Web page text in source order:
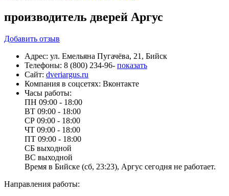
производитель дверей Аргус
Добавить отзыв
Адрес: ул. Емельяна Пугачёва, 21, Бийск
Телефоны: 8 (800) 234-96- показать
Сайт: dveriargus.ru
Компания в соцсетях: Вконтакте
Часы работы:
ПН 09:00 - 18:00
ВТ 09:00 - 18:00
СР 09:00 - 18:00
ЧТ 09:00 - 18:00
ПТ 09:00 - 18:00
СБ выходной
ВС выходной
Время в Бийске (сб, 23:23), Аргус сегодня не работает.
Направления работы: